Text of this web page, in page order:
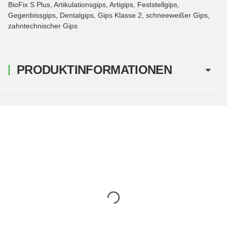
PRODUKTINFORMATIONEN
BioFix S Plus, Artikulationsgips, Artigips, Feststellgips,
Gegenbissgips, Dentalgips, Gips Klasse 2, schneeweißer Gips,
zahntechnischer Gips